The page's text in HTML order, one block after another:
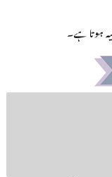
ہوتاہے۔